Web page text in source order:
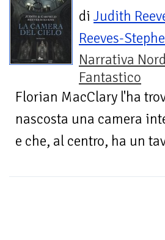
di Judith
Reeves-
Narrativa Nord
Fantastico
Florian MacClary l'ha
nascosta una camera
e che, al centro, ha un